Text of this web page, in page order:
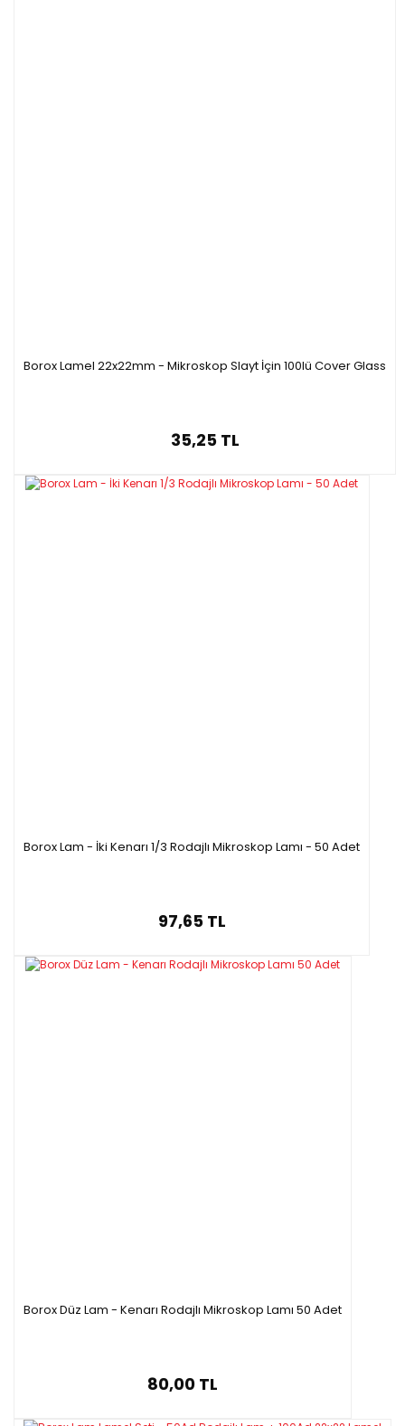
Borox Lamel 22x22mm - Mikroskop Slayt İçin 100lü Cover Glass
35,25 TL
Borox Lam - İki Kenarı 1/3 Rodajlı Mikroskop Lamı - 50 Adet
97,65 TL
Borox Düz Lam - Kenarı Rodajlı Mikroskop Lamı 50 Adet
80,00 TL